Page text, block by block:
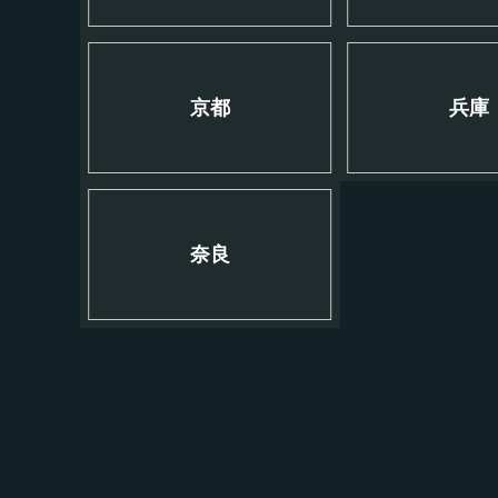
京都 兵庫
奈良